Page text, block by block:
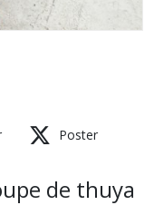
Poster
de thuya